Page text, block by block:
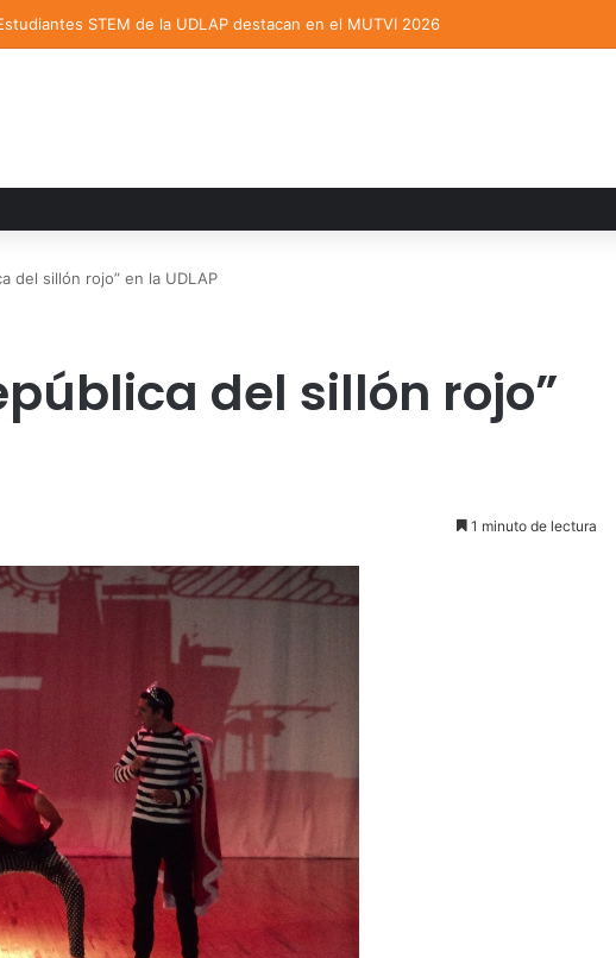
UDLAP reúne a expertos para analizar los retos de la administración pública
del sillón rojo” en la UDLAP
del sillón rojo”
1 minuto de lectura